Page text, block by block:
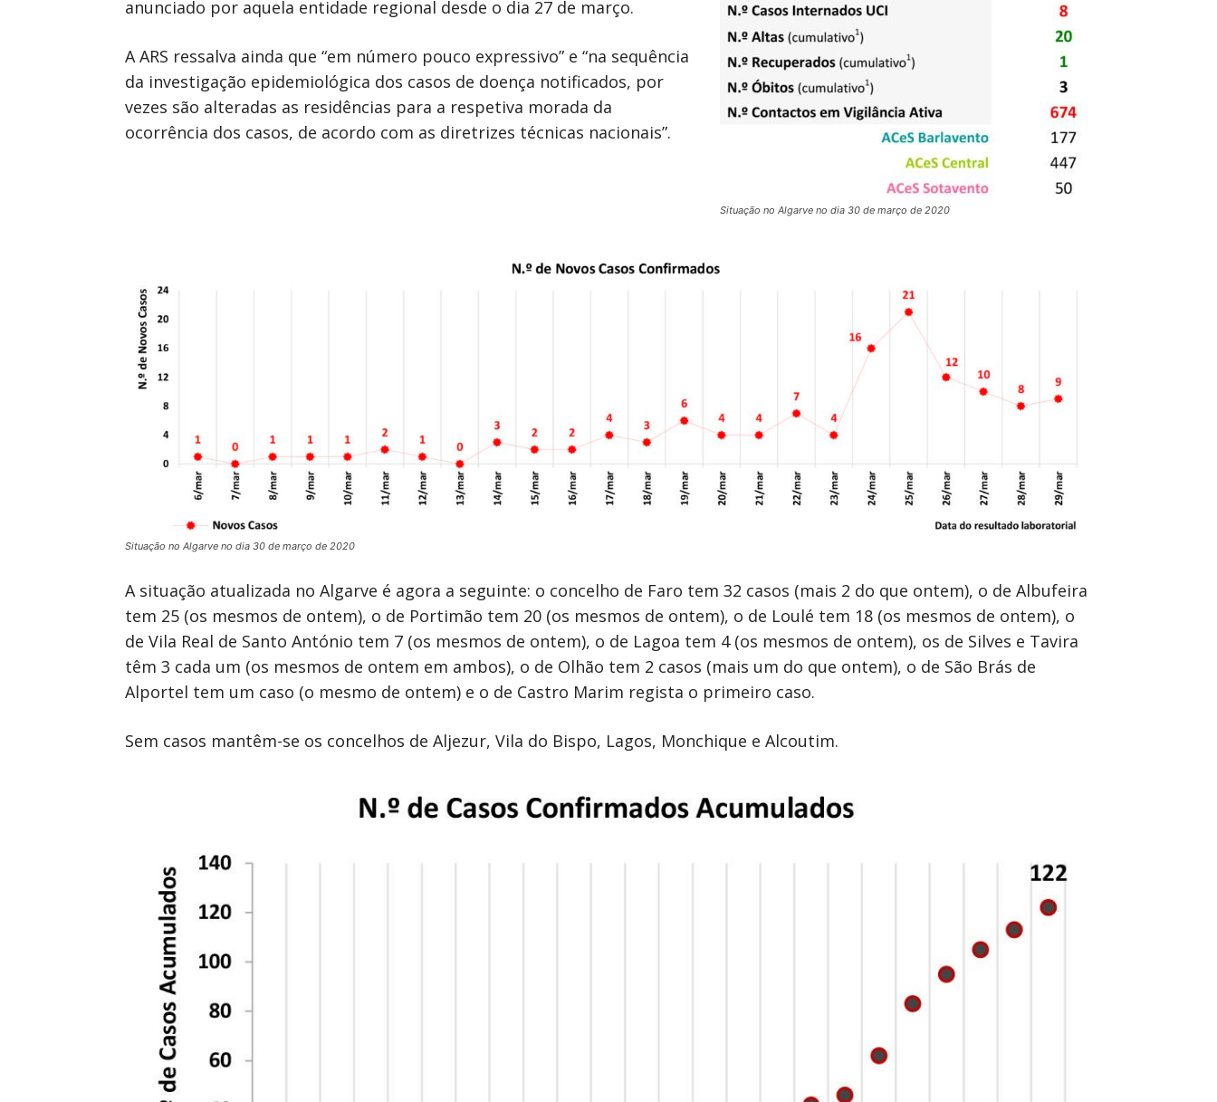
Situação no Algarve no dia 30 de março de 2020
anunciado por aquela entidade regional desde o dia 27 de março.
A ARS ressalva ainda que “em número pouco expressivo” e “na sequência
da investigação epidemiológica dos casos de doença notificados, por
vezes são alteradas as residências para a respetiva morada da
ocorrência dos casos, de acordo com as diretrizes técnicas nacionais”.
Situação no Algarve no dia 30 de março de 2020
A situação atualizada no Algarve é agora a seguinte: o concelho de Faro tem 32 casos (mais 2 do que ontem), o de Albufeira
tem 25 (os mesmos de ontem), o de Portimão tem 20 (os mesmos de ontem), o de Loulé tem 18 (os mesmos de ontem), o
de Vila Real de Santo António tem 7 (os mesmos de ontem), o de Lagoa tem 4 (os mesmos de ontem), os de Silves e Tavira
têm 3 cada um (os mesmos de ontem em ambos), o de Olhão tem 2 casos (mais um do que ontem), o de São Brás de
Alportel tem um caso (o mesmo de ontem) e o de Castro Marim regista o primeiro caso.
Sem casos mantêm-se os concelhos de Aljezur, Vila do Bispo, Lagos, Monchique e Alcoutim.